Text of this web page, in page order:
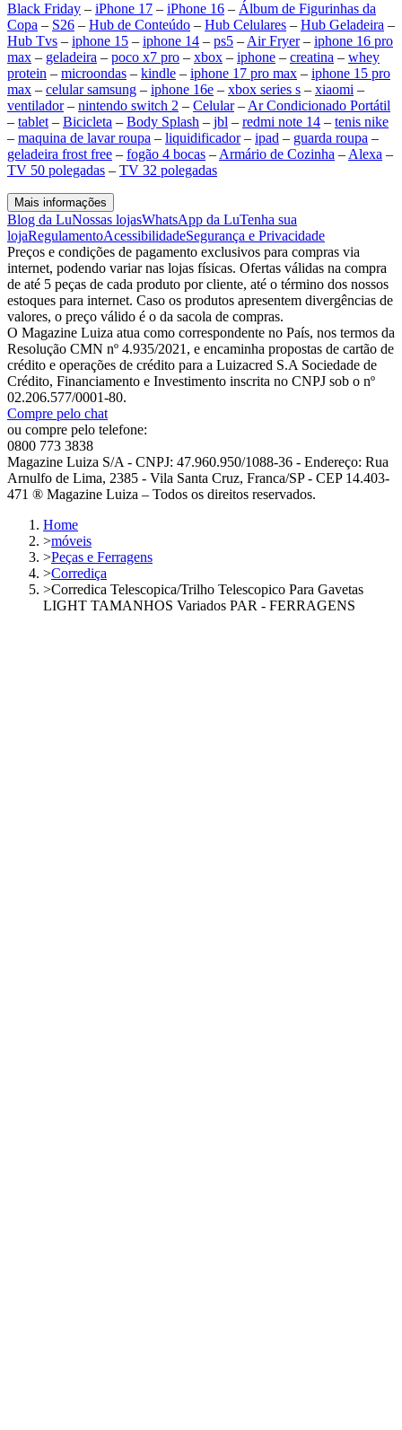
Black Friday – iPhone 17 – iPhone 16 – Álbum de Figurinhas da
Copa – S26 – Hub de Conteúdo – Hub Celulares – Hub Geladeira –
Hub Tvs – iphone 15 – iphone 14 – ps5 – Air Fryer– iphone 16 pro
max – geladeira – poco x7 pro – xbox – iphone – creatina – whey
protein – microondas – kindle – iphone 17 pro max – iphone 15 pro
max – celular samsung – iphone 16e – xbox series s – xiaomi –
ventilador– nintendo switch 2 – Celular– Ar Condicionado Portátil
– tablet – Bicicleta – Body Splash – jbl – redmi note 14 – tenis nike
– maquina de lavar roupa – liquidificador– ipad – guarda roupa –
geladeira frost free – fogão 4 bocas – Armário de Cozinha – Alexa –
TV 50 polegadas – TV 32 polegadas
Mais informações
Blog da LuNossas lojasWhatsApp da LuTenha sua
lojaRegulamentoAcessibilidadeSegurança e Privacidade
Preços e condições de pagamento exclusivos para compras via
internet, podendo variar nas lojas físicas. Ofertas válidas na compra
de até 5 peças de cada produto por cliente, até o término dos nossos
estoques para internet. Caso os produtos apresentem divergências de
valores, o preço válido é o da sacola de compras.
O Magazine Luiza atua como correspondente no País, nos termos da
Resolução CMN nº 4.935/2021, e encaminha propostas de cartão de
crédito e operações de crédito para a Luizacred S.A Sociedade de
Crédito, Financiamento e Investimento inscrita no CNPJ sob o nº
02.206.577/0001-80.
Compre pelo chat
ou compre pelo telefone:
0800 773 3838
Magazine Luiza S/A - CNPJ: 47.960.950/1088-36 - Endereço: Rua
Arnulfo de Lima, 2385 - Vila Santa Cruz, Franca/SP - CEP 14.403-
471 ® Magazine Luiza – Todos os direitos reservados.
Home
>móveis
>Peças e Ferragens
>Corrediça
>Corredica Telescopica/Trilho Telescopico Para Gavetas
LIGHT TAMANHOS Variados PAR - FERRAGENS